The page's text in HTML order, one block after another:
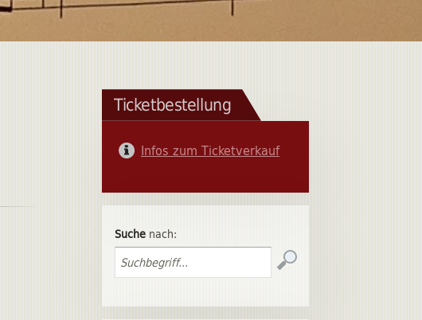
Ticketbestellung
Infos zum Ticketverkauf
Suche nach: